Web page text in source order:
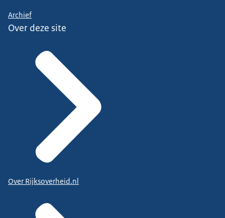
Archief
Over deze site
Over Rijksoverheid.nl